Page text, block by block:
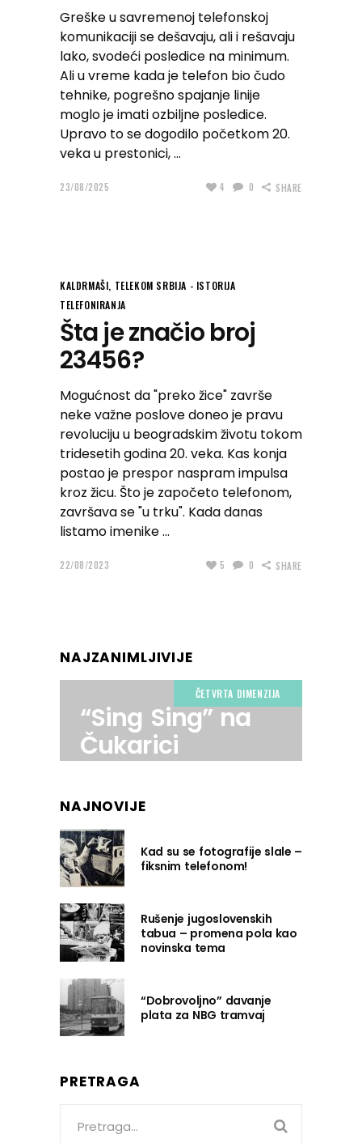
Greške u savremenoj telefonskoj
komunikaciji se dešavaju, ali i rešavaju
lako, svodeći posledice na minimum.
Ali u vreme kada je telefon bio čudo
tehnike, pogrešno spajanje linije
moglo je imati ozbiljne posledice.
Upravo to se dogodilo početkom 20.
veka u prestonici,
23/08/2025 4 0 SHARE
KALDRMAŠI, TELEKOM SRBIJA - ISTORIJA
TELEFONIRANJA
Šta je značio broj
23456?
Mogućnost da "preko žice" završe
neke važne poslove doneo je pravu
revoluciju u beogradskim životu tokom
tridesetih godina 20. veka. Kas konja
postao je prespor naspram impulsa
kroz žicu. Što je započeto telefonom,
završava se "u trku". Kada danas
listamo imenike
22/08/2023 5 0 SHARE
NAJZANIMLJIVIJE
ČETVRTA DIMENZIJA
“Sing Sing” na
Čukarici
NAJNOVIJE
Kad su se fotografije slale –
fiksnim telefonom!
Rušenje jugoslovenskih
tabua – promena pola kao
novinska tema
“Dobrovoljno” davanje
plata za NBG tramvaj
PRETRAGA